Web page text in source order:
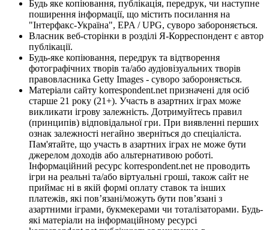
Будь яке копіювання, публікація, передрук, чи наступне
поширення інформації, що містить посилання на
"Інтерфакс-Україна", EPA / UPG, суворо забороняється.
Власник веб-сторінки в розділі Я-Корреспондент є автор
публікації.
Будь-яке копіювання, передрук та відтворення
фотографічних творів та/або аудіовізуальних творів
правовласника Getty Images - суворо забороняється.
Матеріали сайту korrespondent.net призначені для осіб
старше 21 року (21+). Участь в азартних іграх може
викликати ігрову залежність. Дотримуйтесь правил
(принципів) відповідальної гри. При виявленні перших
ознак залежності негайно зверніться до спеціаліста.
Пам'ятайте, що участь в азартних іграх не може бути
джерелом доходів або альтернативою роботі.
Інформаційний ресурс korrespondent.net не проводить
ігри на реальні та/або віртуальні гроші, також сайт не
приймає ні в якій формі оплату ставок та інших
платежів, які пов’язані/можуть бути пов’язані з
азартними іграми, букмекерами чи тоталізаторами. Будь-
які матеріали на інформаційному ресурсі